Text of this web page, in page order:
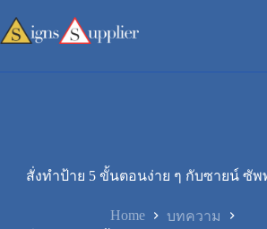
content
สั่งทำป้าย 5 ขั้นตอนง่าย ๆ กับซายน์ ซัพ
Home
บทความ